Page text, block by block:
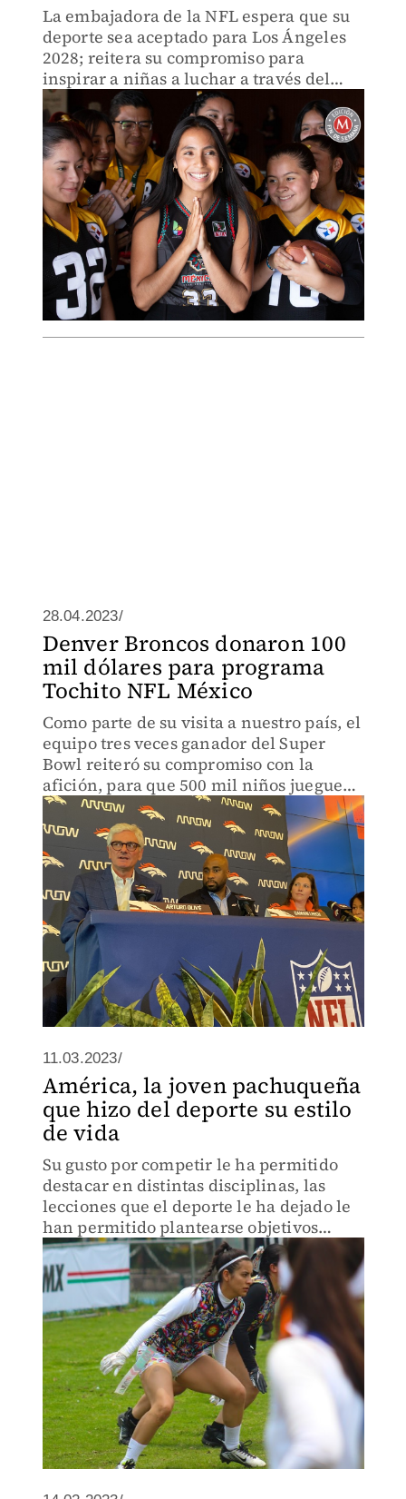
La embajadora de la NFL espera que su
deporte sea aceptado para Los Ángeles
2028; reitera su compromiso para
inspirar a niñas a luchar a través del
deporte
28.04.2023/
Denver Broncos donaron 100
mil dólares para programa
Tochito NFL México
Como parte de su visita a nuestro país, el
equipo tres veces ganador del Super
Bowl reiteró su compromiso con la
afición, para que 500 mil niños jueguen
Flag Football al final del ciclo escolar
11.03.2023/
América, la joven pachuqueña
que hizo del deporte su estilo
de vida
Su gusto por competir le ha permitido
destacar en distintas disciplinas, las
lecciones que el deporte le ha dejado le
han permitido plantearse objetivos
claros dentro y fuera de la cancha